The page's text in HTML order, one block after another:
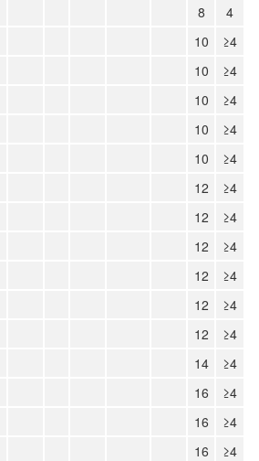
8
4
10
≥4
10
≥4
10
≥4
10
≥4
10
≥4
12
≥4
12
≥4
12
≥4
12
≥4
12
≥4
12
≥4
14
≥4
16
≥4
16
≥4
16 ≥4